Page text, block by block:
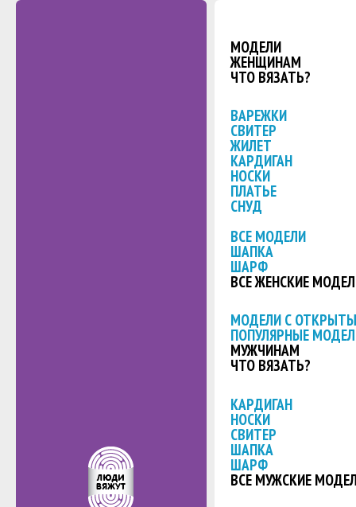
МОДЕЛИ
ЖЕНЩИНАМ
ЧТО ВЯЗАТЬ?
ВАРЕЖКИ
СВИТЕР
ЖИЛЕТ
КАРДИГАН
НОСКИ
ПЛАТЬЕ
СНУД
ВСЕ МОДЕЛИ
ШАПКА
ШАРФ
ВСЕ ЖЕНСКИЕ
МОДЕЛИ С
ПОПУЛЯРНЫЕ
МУЖЧИНАМ
ЧТО ВЯЗАТЬ?
КАРДИГАН
НОСКИ
СВИТЕР
ШАПКА
ШАРФ
ВСЕ МУЖСКИЕ